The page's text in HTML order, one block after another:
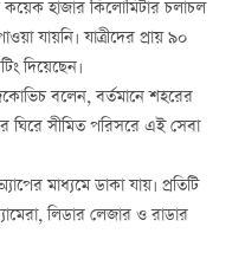
কয়েক হাজার কিলোমিটার চলাচল
যায়নি। যাত্রীদের প্রায় ৯০
দিয়েছেন।
বলেন, বর্তমানে শহরের
ঘিরে সীমিত পরিসরে এই সেবা
মাধ্যমে ডাকা যায়। প্রতিটি
লিডার লেজার ও রাডার